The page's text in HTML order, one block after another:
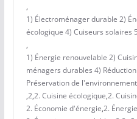
,
1) Électroménager durable 2)
écologique 4) Cuiseurs solaires
,
1) Énergie renouvelable 2)
ménagers durables 4)
Préservation de l'environnement
,2,2. Cuisine écologique,2.
2. Économie d'énergie,2.